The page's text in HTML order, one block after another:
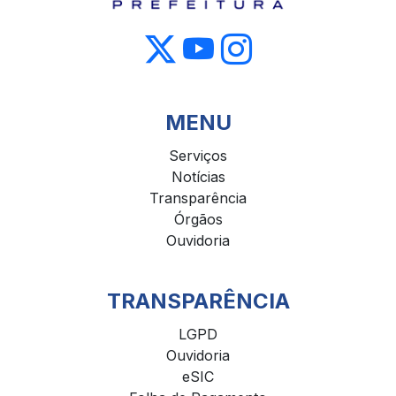
MENU
Serviços
Notícias
Transparência
Órgãos
Ouvidoria
TRANSPARÊNCIA
LGPD
Ouvidoria
eSIC